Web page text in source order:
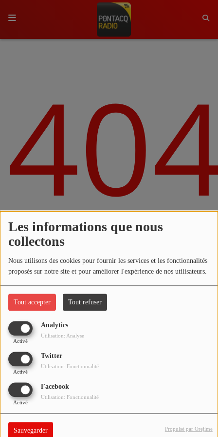
Les informations que nous
collectons
Nous utilisons des cookies pour fournir les services et les fonctionnalités
proposés sur notre site et pour améliorer l'expérience de nos utilisateurs.
Tout accepter Tout refuser
Analytics
Activé
Utilisation: Analyse
Twitter
Activé
Utilisation: Fonctionnalité
Facebook
Activé
Utilisation: Fonctionnalité
Sauvegarder Propulsé par Orejime
GRILLE DES PROGRAMMES
C'ÉTAIT QUOI CE TITRE ?
NOS PROGRAMMES COURTS
ARCHIVES - SAISONS PASSÉES
VOS ÉMISSIONS EN IMAGES
ANNONCEURS & ESPACE PRO
VOTRE PUBLICITÉ SUR PONTACQ RADIO
LOCATION DE STUDIOS
ÉDUCATION AUX MÉDIAS ET À
L'INFORMATION
EN QUOI ÇA CONSISTE ?
ÉCOUTEZ LES PRODUCTIONS
Oups, vous avez
rencontré une erreur.
Il semble que la page que vous recherchez n’existe plus.